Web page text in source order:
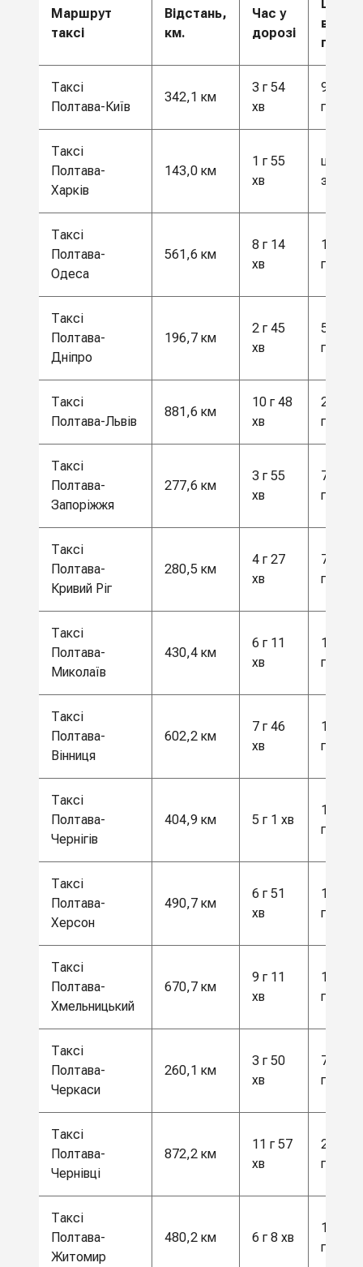
Маршрут
таксі
Відстань,
км.
Час у
дорозі
Ціна
від,
грн.
Таксі
Полтава-Київ
342,1 км
3 г 54
хв
9000
грн
Таксі
Полтава-
Харків
143,0 км
1 г 55
хв
ціна за
Таксі
Полтава-
Одеса
561,6 км
8 г 14
хв
15 000
грн
Таксі
Полтава-
Дніпро
196,7 км
2 г 45
хв
5500
грн
Таксі
Полтава-Львів
881,6 км
10 г 48
хв
23 000
грн
Таксі
Полтава-
Запоріжжя
277,6 км
3 г 55
хв
7500
грн
Таксі
Полтава-
Кривий Ріг
280,5 км
4 г 27
хв
7500
грн
Таксі
Полтава-
Миколаїв
430,4 км
6 г 11
хв
11 500
грн
Таксі
Полтава-
Вінниця
602,2 км
7 г 46
хв
15 600
грн
Таксі
Полтава-
Чернігів
404,9 км 5 г 1 хв
10 500
грн
Таксі
Полтава-
Херсон
490,7 км
6 г 51
хв
13 000
грн
Таксі
Полтава-
Хмельницький
670,7 км
9 г 11
хв
17 500
грн
Таксі
Полтава-
Черкаси
260,1 км
3 г 50
хв
7000
грн
Таксі
Полтава-
Чернівці
872,2 км
11 г 57
хв
23 000
грн
Таксі
Полтава-
Житомир
480,2 км 6 г 8 хв
12 500
грн